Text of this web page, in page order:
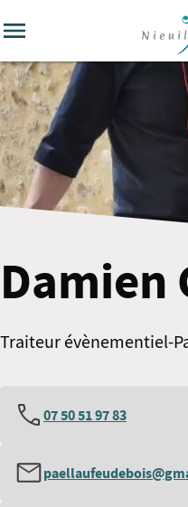
Damien
Traiteur évènementiel-
07 50 51 97 83